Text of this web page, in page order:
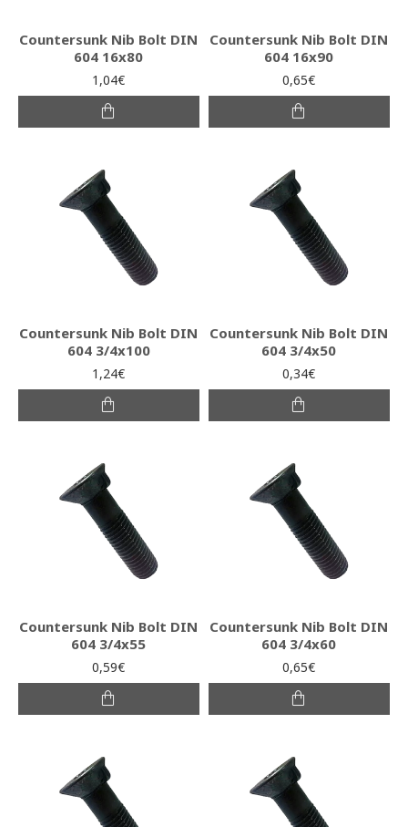
Countersunk Nib Bolt DIN
604 16x80
1,04€
Countersunk Nib Bolt DIN
604 16x90
0,65€
Countersunk Nib Bolt DIN
604 3/4x100
1,24€
Countersunk Nib Bolt DIN
604 3/4x50
0,34€
Countersunk Nib Bolt DIN
604 3/4x55
0,59€
Countersunk Nib Bolt DIN
604 3/4x60
0,65€